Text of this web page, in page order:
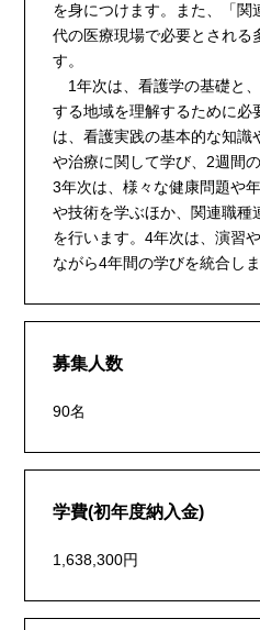
を身につけます。また、「関
代の医療現場で必要とされる
す。
1年次は、看護学の基礎と
する地域を理解するために必
は、看護実践の基本的な知識
や治療に関して学び、2週間
3年次は、様々な健康問題や
や技術を学ぶほか、関連職種
を行います。4年次は、演習
ながら4年間の学びを統合しま
募集人数
90名
学費(初年度納入金)
1,638,300円